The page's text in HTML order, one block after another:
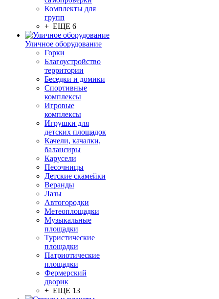
Комплекты для
групп
+ ЕЩЕ 6
Уличное оборудование
Горки
Благоустройство
территории
Беседки и домики
Спортивные
комплексы
Игровые
комплексы
Игрушки для
детских площадок
Качели, качалки,
балансиры
Карусели
Песочницы
Детские скамейки
Веранды
Лазы
Автогородки
Метеоплощадки
Музыкальные
площадки
Туристические
площадки
Патриотические
площадки
Фермерский
дворик
+ ЕЩЕ 13